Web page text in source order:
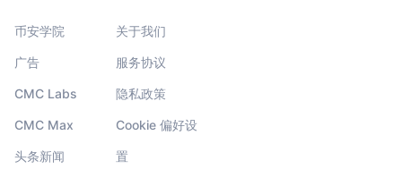
币安学院
广告
CMC Labs
CMC Max
头条新闻
关于我们
服务协议
隐私政策
Cookie 偏好设
置